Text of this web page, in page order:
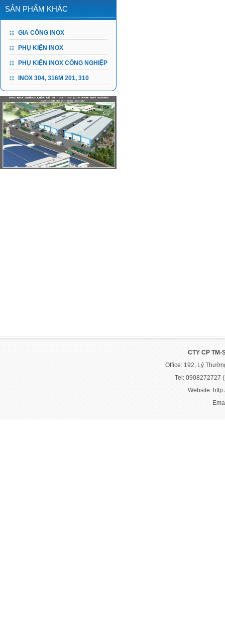
SẢN PHẨM KHÁC
GIA CÔNG INOX
PHỤ KIỆN INOX
PHỤ KIỆN INOX CÔNG NGHIỆP
INOX 304, 316M 201, 310
CTY CP TM-
Office: 192, Lý
Tel: 0908272727
Website: